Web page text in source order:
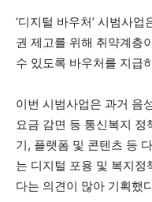
‘디지털 바우처’ 시범사
권 제고를 위해 취약계층
수 있도록 바우처를 지급
이번 시범사업은 과거 음
요금 감면 등 통신복지 정
기, 플랫폼 및 콘텐츠 등
는 디지털 포용 및 복지정
다는 의견이 많아 기획했